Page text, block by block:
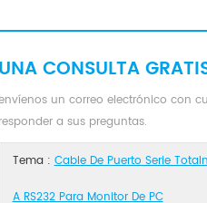
UNA CONSULTA
un correo electrónico con
responder a sus preguntas.
Tema :Cable De Puerto Serie
A RS232 Para Monitor De PC